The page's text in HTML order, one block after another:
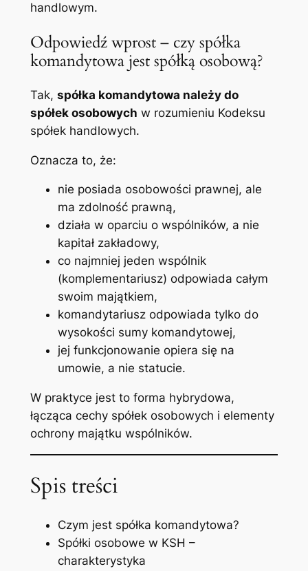
handlowym.
Odpowiedź wprost – czy spółka
komandytowa jest spółką osobową?
Tak, spółka komandytowa należy do
spółek osobowych w rozumieniu Kodeksu
spółek handlowych.
Oznacza to, że:
nie posiada osobowości prawnej, ale
ma zdolność prawną,
działa w oparciu o wspólników, a nie
kapitał zakładowy,
co najmniej jeden wspólnik
(komplementariusz) odpowiada całym
swoim majątkiem,
komandytariusz odpowiada tylko do
wysokości sumy komandytowej,
jej funkcjonowanie opiera się na
umowie, a nie statucie.
W praktyce jest to forma hybrydowa,
łącząca cechy spółek osobowych i elementy
ochrony majątku wspólników.
Spis treści
Czym jest spółka komandytowa?
Spółki osobowe w KSH –
charakterystyka